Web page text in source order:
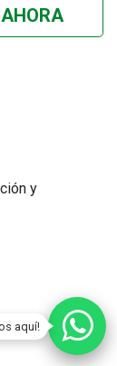
aquí!
AHORA
y